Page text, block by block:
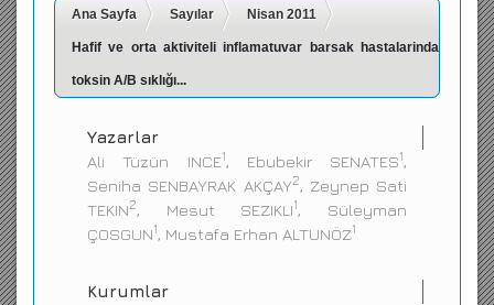
Ana Sayfa Sayılar Nisan 2011
Hafif ve orta aktiviteli inflamatuvar barsak hastalarinda
toksin A/B sıklığı...
Yazarlar
Ali Tüzün INCE1, Ebubekir SENATES1,
Seniha SENBAYRAK AKÇAY2, Zeynep Sati
TEKIN2, Mesut SEZIKLI1, Süleyman
ÇOSGUN1, Mustafa Erhan ALTUNÖZ1
Kurumlar